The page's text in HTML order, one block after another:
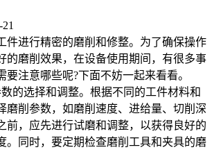
进行精密的磨削和修整。为了确保操作
的磨削效果，在设备使用期间，有很多事
要注意哪些呢?下面不妨一起来看看。
选择和调整。根据不同的工件材料和
磨削参数，如磨削速度、进给量、切削深
前，应先进行试磨和调整，以获得良好的
。同时，要定期检查磨削工具和夹具的磨